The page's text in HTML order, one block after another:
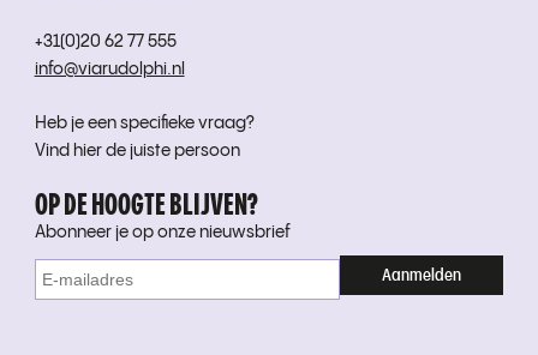
+31(0)20 62 77 555
info@viarudolphi.nl
Heb je een specifieke vraag?
Vind hier de juiste persoon
OP DE HOOGTE BLIJVEN?
Abonneer je op onze nieuwsbrief